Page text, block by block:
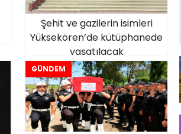
Şehit ve gazilerin isimleri
Yüksekören’de kütüphanede
yaşatılacak
GÜNDEM